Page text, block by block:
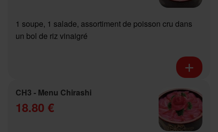
1 soupe, 1 salade, assortiment de poisson cru dans
un bol de riz vinaigré
CH3 - Menu Chirashi
18.80 €